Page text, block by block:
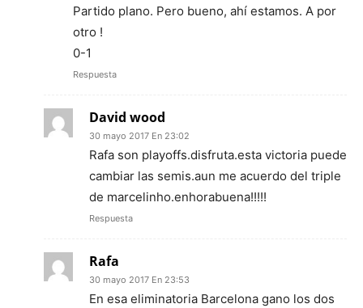
Partido plano. Pero bueno, ahí estamos. A por
otro !
0-1
Respuesta
David wood
30 mayo 2017 En 23:02
Rafa son playoffs.disfruta.esta victoria puede
cambiar las semis.aun me acuerdo del triple
de marcelinho.enhorabuena!!!!!
Respuesta
Rafa
30 mayo 2017 En 23:53
En esa eliminatoria Barcelona gano los dos